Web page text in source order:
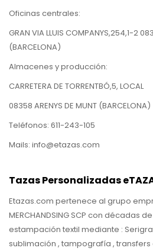
Oficinas centrales:
GRAN VIA LLUIS COMPANYS,254,1-2
(BARCELONA)
Almacenes y producción:
CARRETERA DE TORRENTBÓ,5, LOCAL
08358 ARENYS DE MUNT (BARCELONA)
Teléfonos: 611-243-105
Mails: info@etazas.com
Tazas Personalizadas
Etazas.com pertenece al grupo
MERCHANDSING SCP con décadas
estampación textil mediante :
sublimación , tampografía ,